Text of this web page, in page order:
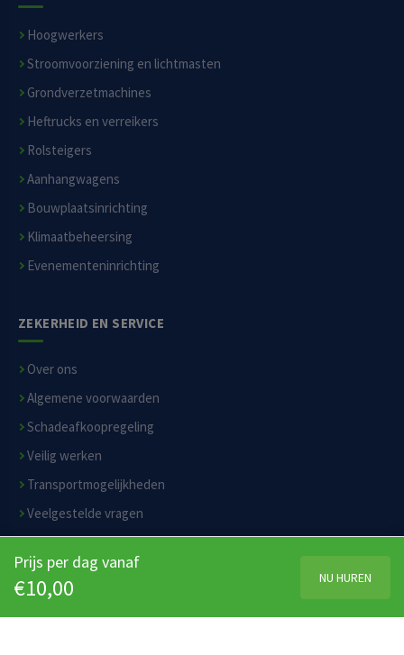
Prijs per dag vanaf
€10,00 NU HUREN
Hoogwerkers
Stroomvoorziening en lichtmasten
Grondverzetmachines
Heftrucks en verreikers
Rolsteigers
Aanhangwagens
Bouwplaatsinrichting
Klimaatbeheersing
Evenementeninrichting
ZEKERHEID EN SERVICE
Over ons
Algemene voorwaarden
Schadeafkoopregeling
Veilig werken
Transportmogelijkheden
Veelgestelde vragen
Privacyverklaring
Disclaimer